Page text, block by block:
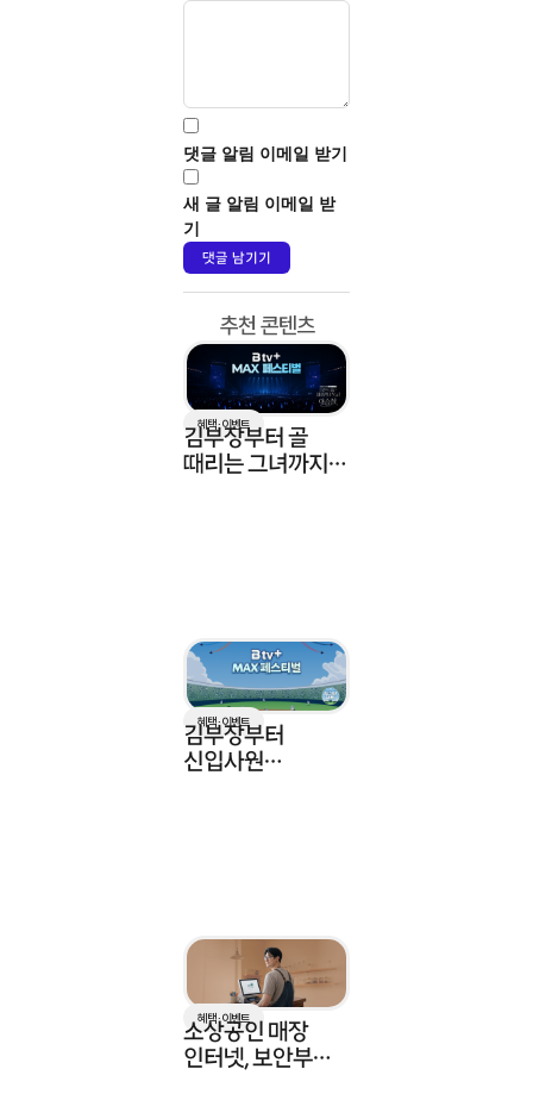
댓글 알림 이메일 받기
새 글 알림 이메일 받
기
추천 콘텐츠
혜택 · 이벤트
김부장부터 골
때리는 그녀까지!
혜택 · 이벤트
김부장부터
신입사원
혜택 · 이벤트
소상공인 매장
인터넷, 보안부터